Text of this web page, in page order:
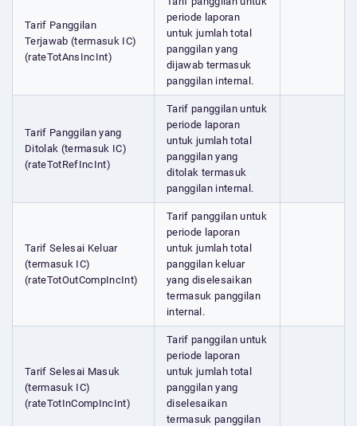
Tarif Panggilan
Terjawab (termasuk IC)
(rateTotAnsIncInt)
periode laporan
untuk jumlah total
panggilan yang
dijawab termasuk
panggilan internal.
Tarif Panggilan yang
Ditolak (termasuk IC)
(rateTotRefIncInt)
Tarif panggilan untuk
periode laporan
untuk jumlah total
panggilan yang
ditolak termasuk
panggilan internal.
Tarif Selesai Keluar
(termasuk IC)
(rateTotOutCompIncInt)
Tarif panggilan untuk
periode laporan
untuk jumlah total
panggilan keluar
yang diselesaikan
termasuk panggilan
internal.
Tarif Selesai Masuk
(termasuk IC)
(rateTotInCompIncInt)
Tarif panggilan untuk
periode laporan
untuk jumlah total
panggilan yang
diselesaikan
termasuk panggilan